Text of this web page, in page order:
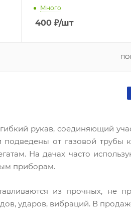
Много
400₽/шт
рукав, соединяющий
подведены от газовой
На дачах часто
приборам.
из прочных, не
ударов, вибраций. В